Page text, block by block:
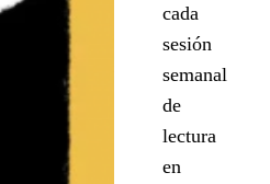
cada
sesión
semanal
de
lectura
en